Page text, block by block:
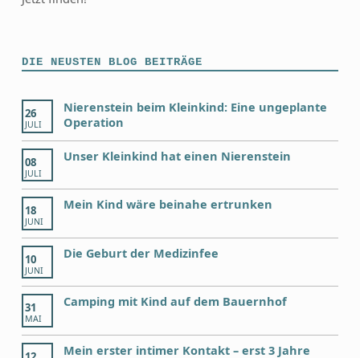
DIE NEUSTEN BLOG BEITRÄGE
26
JULI
Nierenstein beim Kleinkind: Eine ungeplante
Operation
08
JULI
Unser Kleinkind hat einen Nierenstein
18
JUNI
Mein Kind wäre beinahe ertrunken
10
JUNI
Die Geburt der Medizinfee
31
MAI
Camping mit Kind auf dem Bauernhof
Mein erster intimer Kontakt – erst 3 Jahre